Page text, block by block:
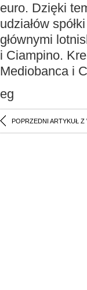
euro. Dzięki
udziałów
głównymi
i Ciampino.
Mediobanca i
eg
POPRZEDNI ARTYKUŁ Z